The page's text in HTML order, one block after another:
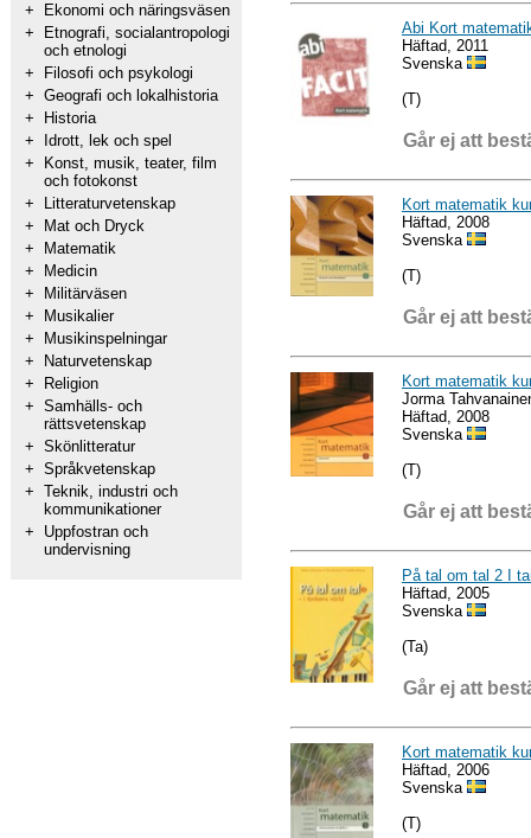
+
Ekonomi och näringsväsen
+
Etnografi, socialantropologi
och etnologi
+
Filosofi och psykologi
+ Geografi och lokalhistoria
+
Historia
+
Idrott, lek och spel
+
Konst, musik, teater, film
och fotokonst
+
Litteraturvetenskap
+
Mat och Dryck
+
Matematik
+
Medicin
+
Militärväsen
+
Musikalier
+
Musikinspelningar
+
Naturvetenskap
+
Religion
+ Samhälls- och
rättsvetenskap
+ Skönlitteratur
+ Språkvetenskap
+ Teknik, industri och
kommunikationer
+
Uppfostran och
undervisning
Abi Kort
Häftad, 2011
Svenska
(T)
Går ej att
Kort matematik
Häftad, 2008
Svenska
(T)
Går ej att
Kort matematik
Jorma
Häftad, 2008
Svenska
(T)
Går ej att
På tal om tal 2 I
Häftad, 2005
Svenska
(Ta)
Går ej att
Kort matematik
Häftad, 2006
Svenska
(T)